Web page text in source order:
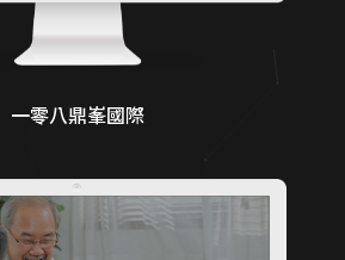
一零八鼎峯國際